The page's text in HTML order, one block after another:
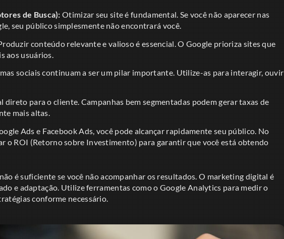
de Busca): Otimizar seu site é fundamental. Se você não aparecer nas
seu público simplesmente não encontrará você.
conteúdo relevante e valioso é essencial. O Google prioriza sites que
aos usuários.
sociais continuam a ser um pilar importante. Utilize-as para interagir, ouvir
direto para o cliente. Campanhas bem segmentadas podem gerar taxas de
mais altas.
Ads e Facebook Ads, você pode alcançar rapidamente seu público. No
o ROI (Retorno sobre Investimento) para garantir que você está obtendo
é suficiente se você não acompanhar os resultados. O marketing digital é
e adaptação. Utilize ferramentas como o Google Analytics para medir o
conforme necessário.